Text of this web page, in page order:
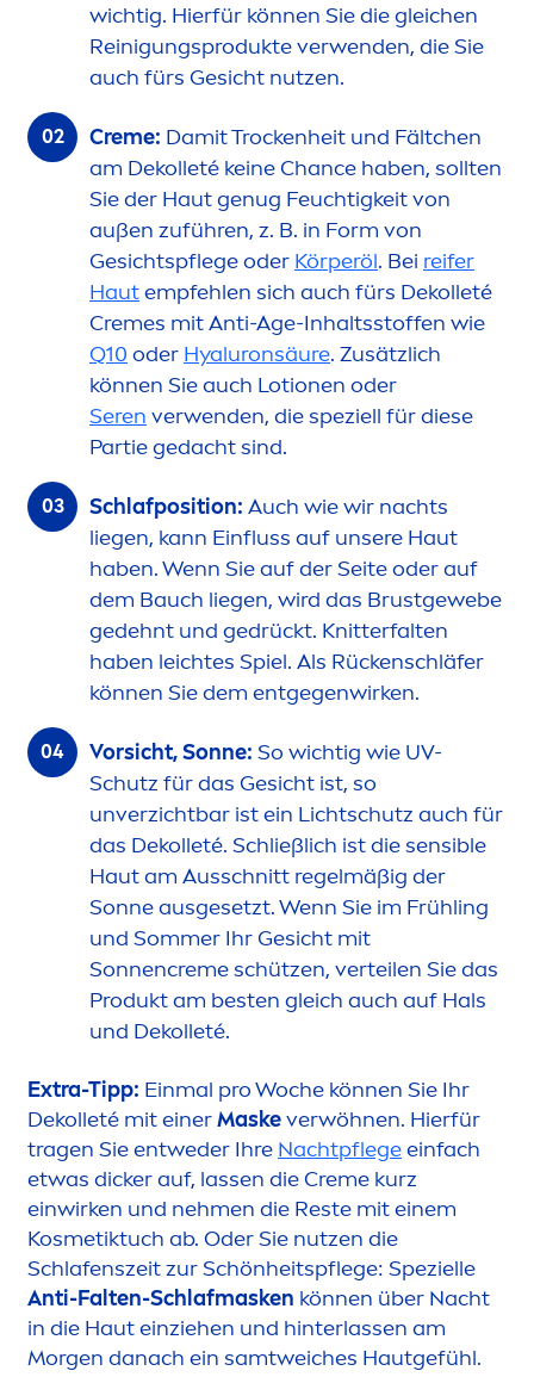
wichtig. Hierfür können Sie die gleichen
Reinigungsprodukte verwenden, die Sie
auch fürs Gesicht nutzen.
Creme: Damit Trockenheit und Fältchen
am Dekolleté keine Chance haben, sollten
Sie der Haut genug Feuchtigkeit von
außen zuführen, z. B. in Form von
Gesichtspflege oder Körperöl. Bei reifer
Hautempfehlen sich auch fürs Dekolleté
Cremes mit Anti-Age-Inhaltsstoffen wie
Q10 oder Hyaluronsäure. Zusätzlich
können Sie auch Lotionen oder
Seren verwenden, die speziell für diese
Partie gedacht sind.
Schlafposition: Auch wie wir nachts
liegen, kann Einfluss auf unsere Haut
haben. Wenn Sie auf der Seite oder auf
dem Bauch liegen, wird das Brustgewebe
gedehnt und gedrückt. Knitterfalten
haben leichtes Spiel. Als Rückenschläfer
können Sie dem entgegenwirken.
Vorsicht, Sonne: So wichtig wie UV-
Schutz für das Gesicht ist, so
unverzichtbar ist ein Lichtschutz auch für
das Dekolleté. Schließlich ist die sensible
Haut am Ausschnitt regelmäßig der
Sonne ausgesetzt. Wenn Sie im Frühling
und Sommer Ihr Gesicht mit
Sonnencremeschützen, verteilen Sie das
Produkt am besten gleich auch auf Hals
und Dekolleté.
Extra-Tipp: Einmal pro Woche können Sie Ihr
Dekolleté mit einerMaskeverwöhnen. Hierfür
tragen Sie entweder Ihre Nachtpflegeeinfach
etwas dicker auf, lassen die Creme kurz
einwirken und nehmen die Reste mit einem
Kosmetiktuch ab. Oder Sie nutzen die
Schlafenszeit zur Schönheitspflege: Spezielle
Anti-Falten-Schlafmasken können über Nacht
in die Haut einziehen und hinterlassen am
Morgen danach ein samtweiches Hautgefühl.